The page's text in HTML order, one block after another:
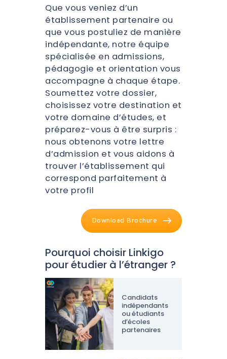
Que vous veniez d’un
établissement partenaire ou
que vous postuliez de manière
indépendante, notre équipe
spécialisée en admissions,
pédagogie et orientation vous
accompagne à chaque étape.
Soumettez votre dossier,
choisissez votre destination et
votre domaine d’études, et
préparez-vous à être surpris :
nous obtenons votre lettre
d’admission et vous aidons à
trouver l’établissement qui
correspond parfaitement à
votre profil
Download Brochure
Pourquoi choisir Linkigo
pour étudier à l’étranger ?
Candidats
indépendants
ou étudiants
d’écoles
partenaires